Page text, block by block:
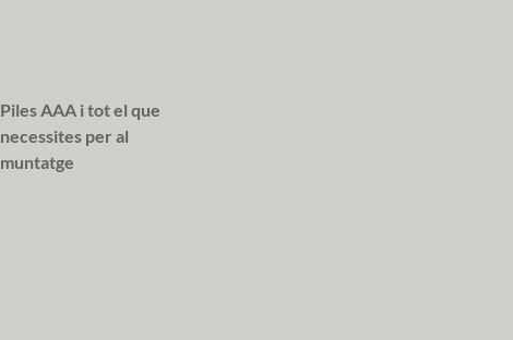
Piles AAA i tot el que
necessites per al
muntatge